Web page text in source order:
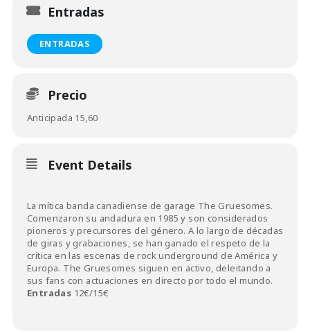
Entradas
ENTRADAS
Precio
Anticipada 15,60
Event Details
La mítica banda canadiense de garage The Gruesomes.
Comenzaron su andadura en 1985 y son considerados
pioneros y precursores del género. A lo largo de décadas
de giras y grabaciones, se han ganado el respeto de la
crítica en las escenas de rock underground de América y
Europa. The Gruesomes siguen en activo, deleitando a
sus fans con actuaciones en directo por todo el mundo.
Entradas 12€/15€